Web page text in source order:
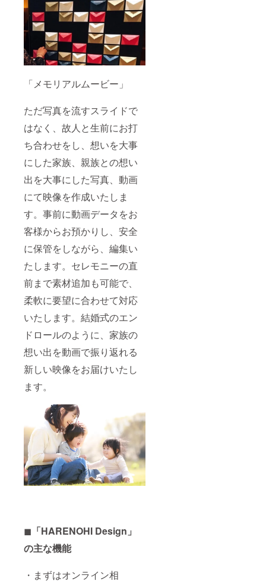
「メモリアルムービー」
ただ写真を流すスライドで
はなく、故人と生前にお打
ち合わせをし、想いを大事
にした家族、親族との想い
出を大事にした写真、動画
にて映像を作成いたしま
す。事前に動画データをお
客様からお預かりし、安全
に保管をしながら、編集い
たします。セレモニーの直
前まで素材追加も可能で、
柔軟に要望に合わせて対応
いたします。結婚式のエン
ドロールのように、家族の
想い出を動画で振り返れる
新しい映像をお届けいたし
ます。
◼︎ 「HARENOHI Design」
の主な機能
・まずはオンライン相